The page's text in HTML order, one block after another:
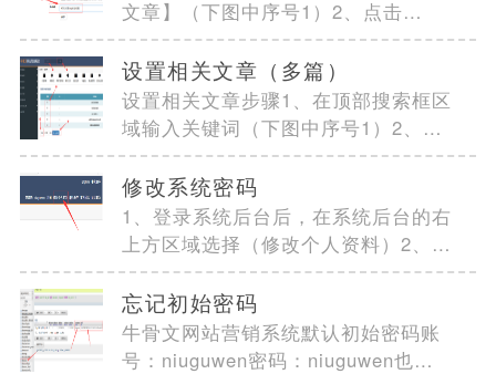
文章】（下图中序号1）2、点击
【SEO优化】选项卡（下...
设置相关文章（多篇）
设置相关文章步骤1、在顶部搜索框区
域输入关键词（下图中序号1）2、点
击【搜索】按钮（...
修改系统密码
1、登录系统后台后，在系统后台的右
上方区域选择（修改个人资料）2、在
登录密码文本框...
忘记初始密码
牛骨文网站营销系统默认初始密码账
号：niuguwen密码：niuguwen也可